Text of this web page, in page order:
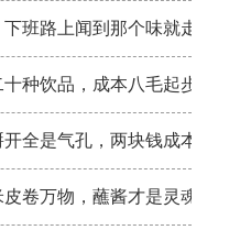
班路上闻到那个味就走不动
种饮品，成本八毛起步
全是气孔，两块钱成本卖八
卷万物，蘸酱才是灵魂